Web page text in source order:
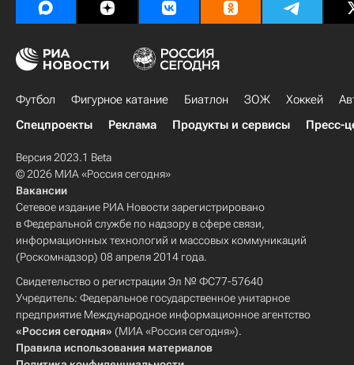
Футбол Фигурное катание Биатлон ЗОЖ Хоккей
Спецпроекты
Реклама Продукты и сервисы Пресс-
Версия 2023.1 Beta
© 2026 МИА «Россия сегодня»
Вакансии
Сетевое издание РИА Новости зарегистрировано
в Федеральной службе по надзору в сфере связи,
информационных технологий и массовых коммуникаций
(Роскомнадзор) 08 апреля 2014 года.
Свидетельство о регистрации Эл № ФС77-57640
Учредитель: Федеральное государственное унитарное
предприятие Международное информационное агентство
«Россия сегодня» (МИА «Россия сегодня»).
Правила использования материалов